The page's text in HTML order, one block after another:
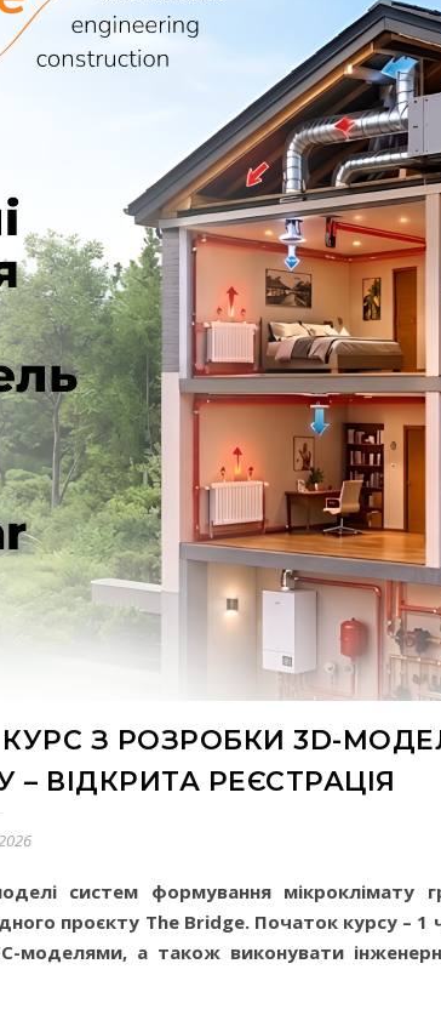
З РОЗРОБКИ 3D-
ВІДКРИТА РЕЄСТРАЦІЯ
систем формування мікроклімату
проєкту The Bridge. Початок курсу – 1
моделями, а також виконувати